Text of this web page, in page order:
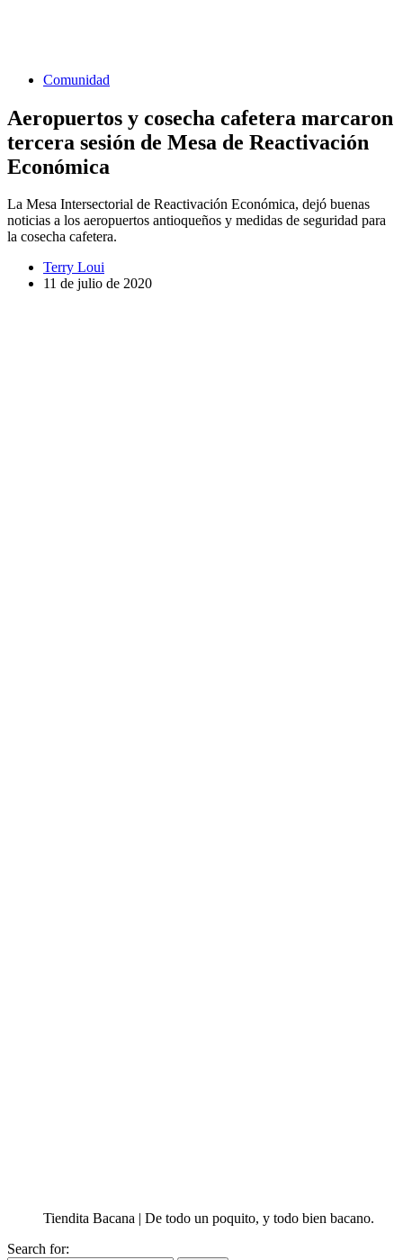
Comunidad
Aeropuertos y cosecha cafetera marcaron
tercera sesión de Mesa de Reactivación
Económica
La Mesa Intersectorial de Reactivación Económica, dejó buenas
noticias a los aeropuertos antioqueños y medidas de seguridad para
la cosecha cafetera.
Terry Loui
11 de julio de 2020
Tiendita Bacana | De todo un poquito, y todo bien bacano.
Search for: